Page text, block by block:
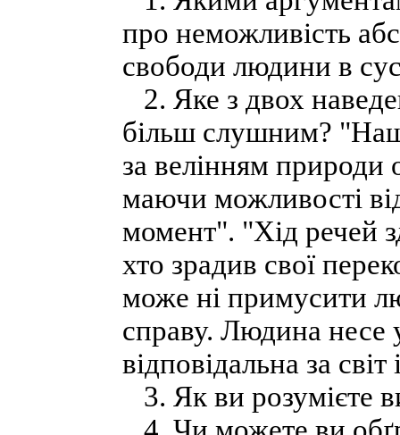
про неможливість
свободи людини в
2. Яке з двох
більш слушним?
за велінням природи
маючи можливості
момент". "Хід речей
хто зрадив свої
може ні примусити
справу. Людина несе
відповідальна за
3. Як ви розумієте